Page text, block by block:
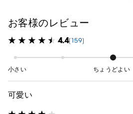
お客様のレビュー
4.4(159)
小さい ちょうどよい
可愛い